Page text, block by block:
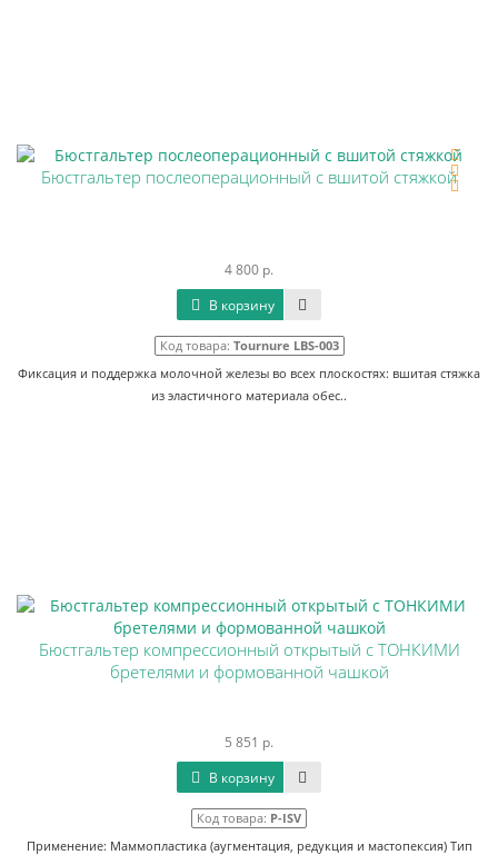
Бюстгальтер послеоперационный с вшитой стяжкой
4 800 р.
В корзину
Код товара: Tournure LBS-003
Фиксация и поддержка молочной железы во всех плоскостях: вшитая стяжка
из эластичного материала обес..
Бюстгальтер компрессионный открытый с ТОНКИМИ
бретелями и формованной чашкой
5 851 р.
В корзину
Код товара: P-ISV
Применение: Маммопластика (аугментация, редукция и мастопексия) Тип